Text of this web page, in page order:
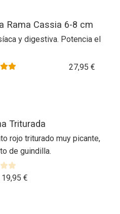
producto
tiene
variantes.
elegir
en
la
página
de
Rama Cassia 6-8 cm
y digestiva. Potencia el
27,95€
producto
tiene
múltiples
variantes.
Las
Triturada
rojo triturado muy picante,
de guindilla.
19,95 €